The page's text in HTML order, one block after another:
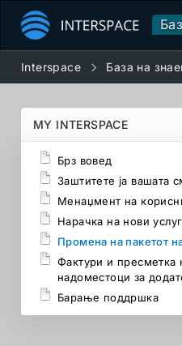
Interspace База на
MY INTERSPACE
Брз вовед
Заштитете ја вашата
Менаџмент на
Нарачка на нови
Промена на пакетот
Фактури и пресметка
надоместоци за
Барање поддршка